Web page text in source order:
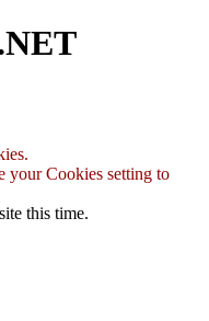
your Cookies setting to
this time.